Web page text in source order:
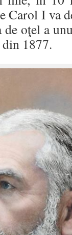
Carol I va
oţel a
1877.